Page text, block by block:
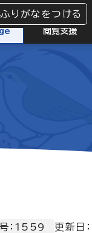
ふりがなをつける
閲覧支援
：1559 更新日：